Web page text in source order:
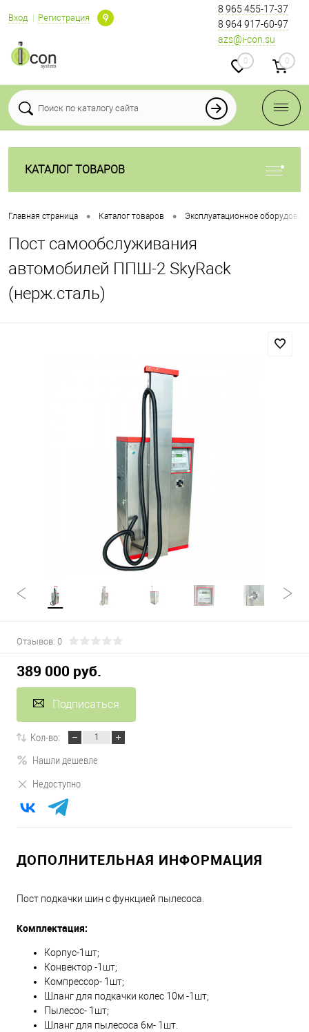
Вход Регистрация
8 965 455-17-37
8 964 917-60-97
azs@i-con.su
0 0
КАТАЛОГ ТОВАРОВ
Главная страница • Каталог товаров • Эксплуатационное
Пост самообслуживания
автомобилей ППШ-2 SkyRack
(нерж.сталь)
Отзывов: 0
389 000 руб.
Подписаться
Кол-во:
Нашли дешевле
Недоступно
ДОПОЛНИТЕЛЬНАЯ ИНФОРМАЦИЯ
Пост подкачки шин с функцией пылесоса.
Комплектация:
Корпус-1шт;
Конвектор -1шт;
Компрессор- 1шт;
Шланг для подкачки колес 10м -1шт;
Пылесос- 1шт;
Шланг для пылесоса 6м- 1шт.